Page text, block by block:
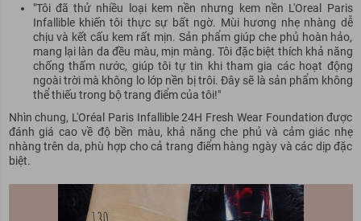
"Tôi đã thử nhiều loại kem nền nhưng kem nền L'Oreal Paris
Infallible khiến tôi thực sự bất ngờ. Mùi hương nhẹ nhàng dễ
chịu và kết cấu kem rất mịn. Sản phẩm giúp che phủ hoàn hảo,
mang lại làn da đều màu, mịn màng. Tôi đặc biệt thích khả năng
chống thấm nước, giúp tôi tự tin khi tham gia các hoạt động
ngoài trời mà không lo lớp nền bị trôi. Đây sẽ là sản phẩm không
thể thiếu trong bộ trang điểm của tôi!"
Nhìn chung, L'Oréal Paris Infallible 24H Fresh Wear Foundation được
đánh giá cao về độ bền màu, khả năng che phủ và cảm giác nhẹ
nhàng trên da, phù hợp cho cả trang điểm hàng ngày và các dịp đặc
biệt.